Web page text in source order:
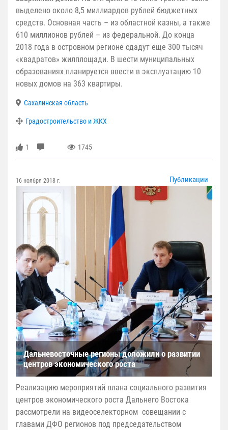
выделено около 8,5 миллиардов рублей бюджетных
средств. Основная часть – из областной казны, а также
610 миллионов рублей – из федеральной. До конца
2018 года в островном регионе сдадут еще 300 тысяч
«квадратов» жилплощади. В шести муниципальных
образованиях планируется ввести в эксплуатацию 10
новых домов на 363 квартиры.
Сахалинская область
Градостроительство и ЖКХ
1 1745
16 ноября 2018 г. Публикации
Дальневосточные регионы доложили о развитии
центров экономического роста
Реализацию мероприятий плана социального развития
центров экономического роста Дальнего Востока
рассмотрели на видеоселекторном совещании с
главами ДФО регионов под председательством